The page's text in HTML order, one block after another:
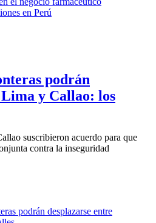
podrán
y Callao: los
suscribieron acuerdo para que
contra la inseguridad